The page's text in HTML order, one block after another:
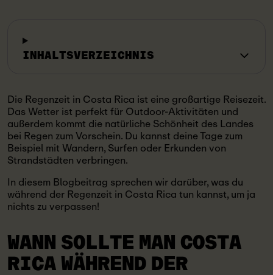
INHALTSVERZEICHNIS
Die Regenzeit in Costa Rica ist eine großartige Reisezeit.
Das Wetter ist perfekt für Outdoor-Aktivitäten und
außerdem kommt die natürliche Schönheit des Landes
bei Regen zum Vorschein. Du kannst deine Tage zum
Beispiel mit Wandern, Surfen oder Erkunden von
Strandstädten verbringen.
In diesem Blogbeitrag sprechen wir darüber, was du
während der Regenzeit in Costa Rica tun kannst, um ja
nichts zu verpassen!
WANN SOLLTE MAN COSTA
RICA WÄHREND DER